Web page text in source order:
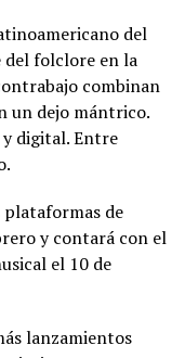
del
del folclore en la
combinan
un dejo mántrico.
digital. Entre
plataformas de
y contará con el
el 10 de
lanzamientos